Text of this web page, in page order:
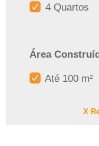
4 Quartos
Área
Até 100 m²
X